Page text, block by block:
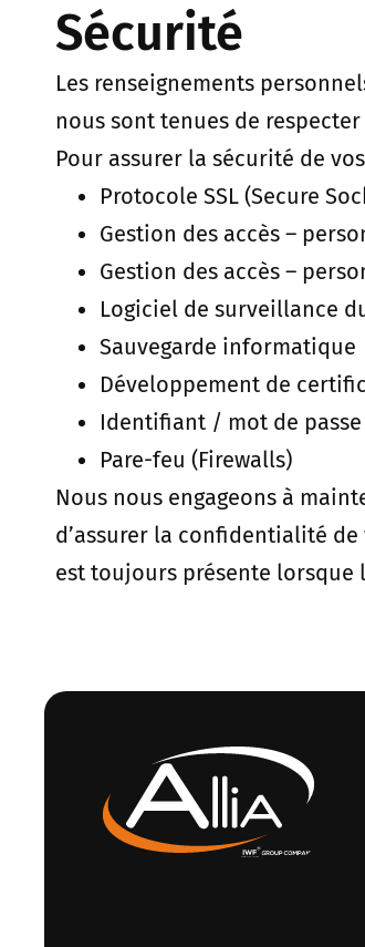
Sécurité
Les renseignements
nous sont tenues de
Pour assurer la sécurité de
Protocole SSL (Secure
Gestion des accès –
Gestion des accès –
Logiciel de surveillance
Sauvegarde informatique
Développement de
Identifiant / mot de passe
Pare-feu (Firewalls)
Nous nous engageons à
d’assurer la confidentialité
est toujours présente lorsque